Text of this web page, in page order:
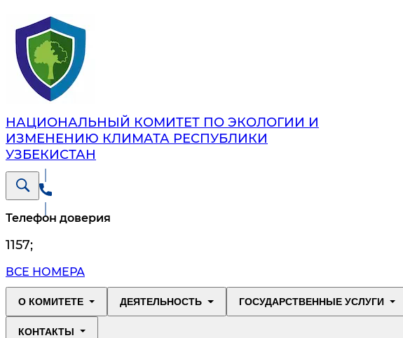
НАЦИОНАЛЬНЫЙ КОМИТЕТ ПО ЭКОЛОГИИ И
ИЗМЕНЕНИЮ КЛИМАТА РЕСПУБЛИКИ
УЗБЕКИСТАН
Телефон доверия
1157;
ВСЕ НОМЕРА
О КОМИТЕТЕ ДЕЯТЕЛЬНОСТЬ ГОСУДАРСТВЕННЫЕ УСЛУГИ
КОНТАКТЫ